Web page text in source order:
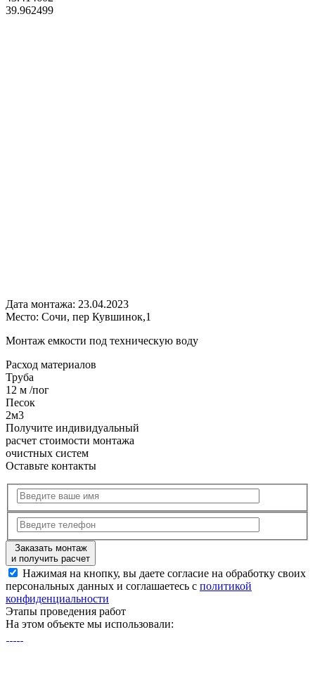
39.962499
Дата монтажа: 23.04.2023
Место: Сочи, пер Кувшинок,1
Монтаж емкости под техническую воду
Расход материалов
Труба
12 м /пог
Песок
2м3
Получите индивидуальный
расчет стоимости монтажа
очистных систем
Оставьте контакты
Заказать монтаж
и получить расчет
Нажимая на кнопку, вы даете согласие на обработку своих
персональных данных и соглашаетесь с политикой
конфиденциальности
Этапы проведения работ
На этом объекте мы использовали: